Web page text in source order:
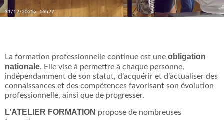
31/12/2025à 16h27
La formation professionnelle continue est une obligation
nationale. Elle vise à permettre à chaque personne,
indépendamment de son statut, d’acquérir et d’actualiser des
connaissances et des compétences favorisant son évolution
professionnelle, ainsi que de progresser.
L’ATELIER FORMATION propose de nombreuses